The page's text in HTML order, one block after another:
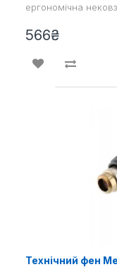
ергономічна
566₴
Технічний фен